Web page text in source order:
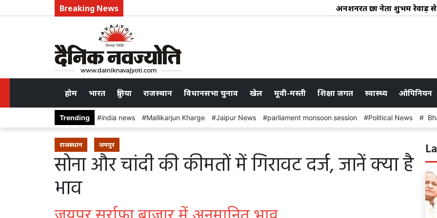
Breaking News अनशनरत छात्र नेता शुभम रेवाड़ से
होम भारत दुनिया राजस्थान विधानसभा चुनाव खेल मूवी-मस्ती शिक्षा जगत स्वास्थ्य ओपिनियन
Trending india news Mallikarjun Kharge Jaipur News parliament monsoon session Political News
राजस्थान जयपुर
सोना और चांदी की कीमतों में गिरावट दर्ज, जानें क्या है
भाव
जयपुर सर्राफा बाजार में अनुमानित भाव